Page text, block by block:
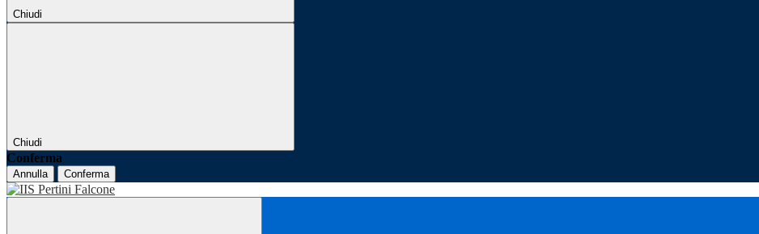
Chiudi
Chiudi
Conferma
Annulla Conferma